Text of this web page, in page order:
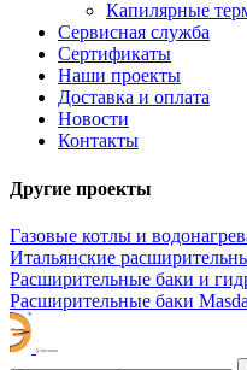
Капилярные
Сервисная служба
Сертификаты
Наши проекты
Доставка и оплата
Новости
Контакты
Другие проекты
Газовые котлы и
Итальянские
Расширительные баки и
Расширительные баки